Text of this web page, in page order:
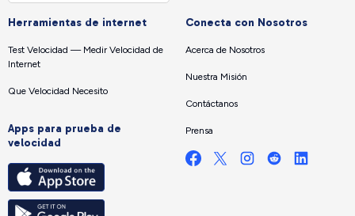
Herramientas de internet
Test Velocidad — Medir Velocidad de
Internet
Que Velocidad Necesito
Apps para prueba de
velocidad
Conecta con Nosotros
Acerca de Nosotros
Nuestra Misión
Contáctanos
Prensa